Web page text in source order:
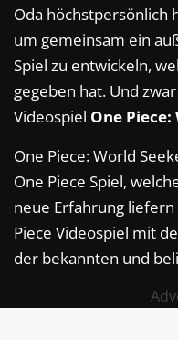
Oda höchstpersönlich
um gemeinsam ein
Spiel zu entwickeln,
gegeben hat. Und
Videospiel One
One Piece: World
One Piece Spiel,
neue Erfahrung
Piece Videospiel mit
der bekannten und